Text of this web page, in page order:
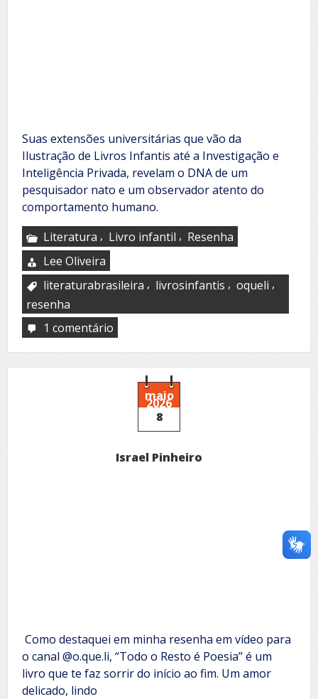
Suas extensões universitárias que vão da
Ilustração de Livros Infantis até a Investigação e
Inteligência Privada, revelam o DNA de um
pesquisador nato e um observador atento do
comportamento humano.
Literatura , Livro infantil , Resenha
Lee Oliveira
literaturabrasileira , livrosinfantis , oqueli ,
resenha
1 comentário
Cardoso
maio
2026
8
Israel Pinheiro
Como destaquei em minha resenha em vídeo para
o canal @o.que.li, “Todo o Resto é Poesia” é um
livro que te faz sorrir do início ao fim. Um amor
delicado, lindo